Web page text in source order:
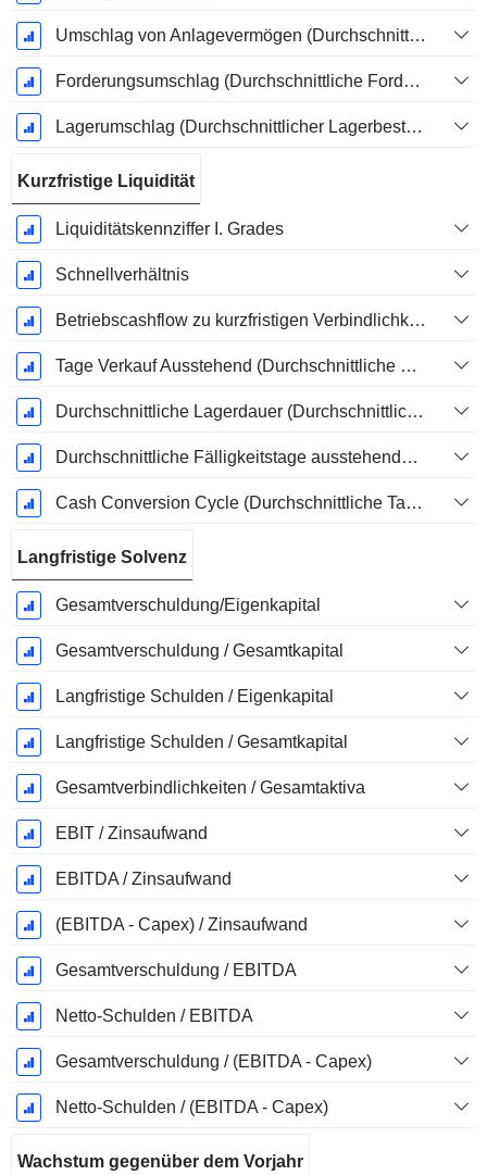
Umschlag von Anlagevermögen (Durchschnittliches Anlagevermögen)
Forderungsumschlag (Durchschnittliche Forderungen)
Lagerumschlag (Durchschnittlicher Lagerbestand)
Kurzfristige Liquidität
Liquiditätskennziffer I. Grades
Schnellverhältnis
Betriebscashflow zu kurzfristigen Verbindlichkeiten
Tage Verkauf Ausstehend (Durchschnittliche Forderungen)
Durchschnittliche Lagerdauer (Durchschnittlicher Lagerbestand)
Durchschnittliche Fälligkeitstage ausstehender Zahlungen
Cash Conversion Cycle (Durchschnittliche Tage)
Langfristige Solvenz
Gesamtverschuldung/Eigenkapital
Gesamtverschuldung / Gesamtkapital
Langfristige Schulden / Eigenkapital
Langfristige Schulden / Gesamtkapital
Gesamtverbindlichkeiten / Gesamtaktiva
EBIT / Zinsaufwand
EBITDA / Zinsaufwand
(EBITDA - Capex) / Zinsaufwand
Gesamtverschuldung / EBITDA
Netto-Schulden / EBITDA
Gesamtverschuldung / (EBITDA - Capex)
Netto-Schulden / (EBITDA - Capex)
Wachstum gegenüber dem Vorjahr